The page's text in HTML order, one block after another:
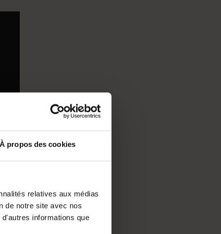
À propos des cookies
relatives aux médias
de notre site avec nos
informations que